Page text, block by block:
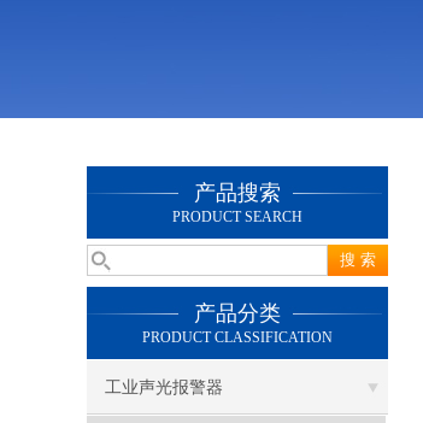
产品搜索
PRODUCT SEARCH
产品分类
PRODUCT CLASSIFICATION
工业声光报警器